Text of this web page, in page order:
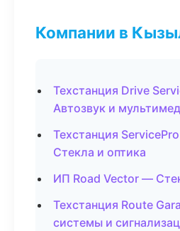
Компании в
Техстанция Drive
Автозвук и
Техстанция
Стекла и оптика
ИП Road Vector —
Техстанция Route
системы и